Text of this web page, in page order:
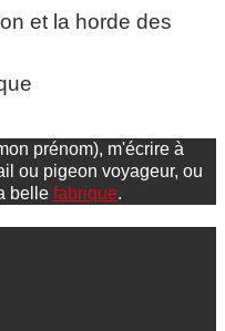
et la horde des
prénom), m'écrire à
ou pigeon voyageur, ou
belle fabrique.